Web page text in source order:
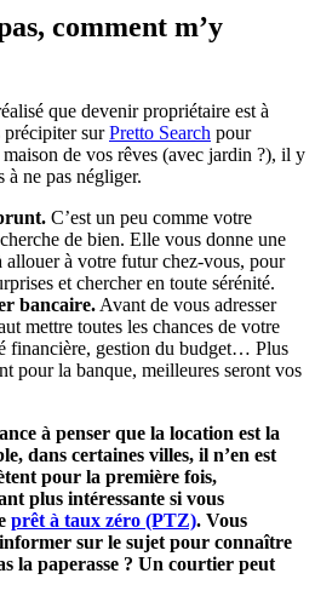
comment m’y
que devenir propriétaire est à
précipiter surPretto Search pour
de vos rêves (avec jardin ?), il y
à ne pas négliger.
C’est un peu comme votre
de bien. Elle vous donne une
allouer à votre futur chez-vous, pour
et chercher en toute sérénité.
bancaire. Avant de vous adresser
mettre toutes les chances de votre
financière, gestion du budget… Plus
pour la banque, meilleures seront vos
à penser que la location est la
dans certaines villes, il n’en est
pour la première fois,
plus intéressante si vous
prêt à taux zéro (PTZ). Vous
sur le sujet pour connaître
la paperasse ? Un courtier peut